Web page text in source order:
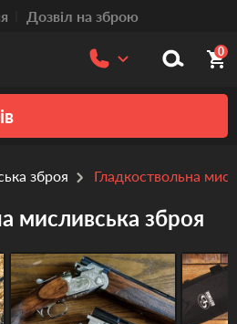
Дозвіл на зброю
0
зброя Гладкоствольна
мисливська зброя